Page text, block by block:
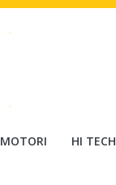
MOTORI HI TECH